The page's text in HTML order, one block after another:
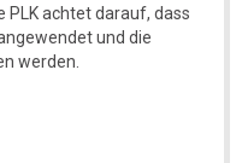
PLK achtet darauf, dass
und die
werden.